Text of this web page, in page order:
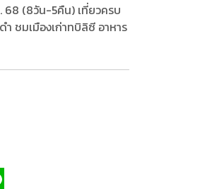
68 (8วัน-5คืน) เที่ยวครบ
ำ ชมเมืองเก่าทบิลิซี อาหาร